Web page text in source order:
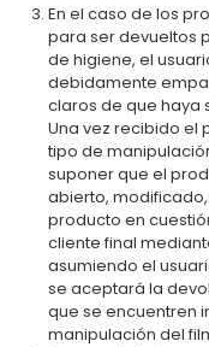
En el caso de los
para ser devueltos
de higiene, el
debidamente
claros de que haya
Una vez recibido el
tipo de
suponer que el
abierto,
producto en
cliente final
asumiendo el
se aceptará la
que se encuentren
manipulación del